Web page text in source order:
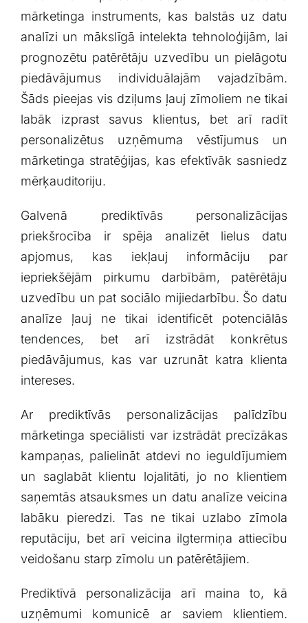
mārketinga instruments, kas balstās uz datu
analīzi un mākslīgā intelekta ​tehnoloģijām, lai
prognozētu patērētāju uzvedību un‌ pielāgotu
piedāvājumus individuālajām⁣ vajadzībām.
⁤Šāds pieejas vis ‍dziļums ļauj zīmoliem ne tikai
⁤labāk izprast savus‌ klientus, bet arī radīt
personalizētus uzņēmuma vēstījumus un
mārketinga stratēģijas, kas⁢ efektīvāk sasniedz
mērķauditoriju.
Galvenā prediktīvās personalizācijas
priekšrocība ir spēja analizēt lielus datu
apjomus, kas iekļauj informāciju par
iepriekšējām pirkumu⁤ darbībām, patērētāju
uzvedību un pat sociālo mijiedarbību. Šo datu
analīze ļauj ne tikai ⁢identificēt potenciālās
tendences, bet arī⁤ izstrādāt konkrētus
piedāvājumus, kas var uzrunāt katra‍ klienta
intereses.
Ar prediktīvās personalizācijas palīdzību
mārketinga speciālisti var izstrādāt precīzākas
kampaņas, palielināt atdevi no ieguldījumiem
un saglabāt klientu lojalitāti,⁣ jo ‌no klientiem
saņemtās atsauksmes un datu analīze veicina⁣
labāku pieredzi. Tas ne tikai⁣ uzlabo zīmola⁢
reputāciju, bet ‌arī veicina ilgtermiņa attiecību
veidošanu starp zīmolu un patērētājiem.
Prediktīvā personalizācija arī maina to, kā
uzņēmumi komunicē ar saviem klientiem.